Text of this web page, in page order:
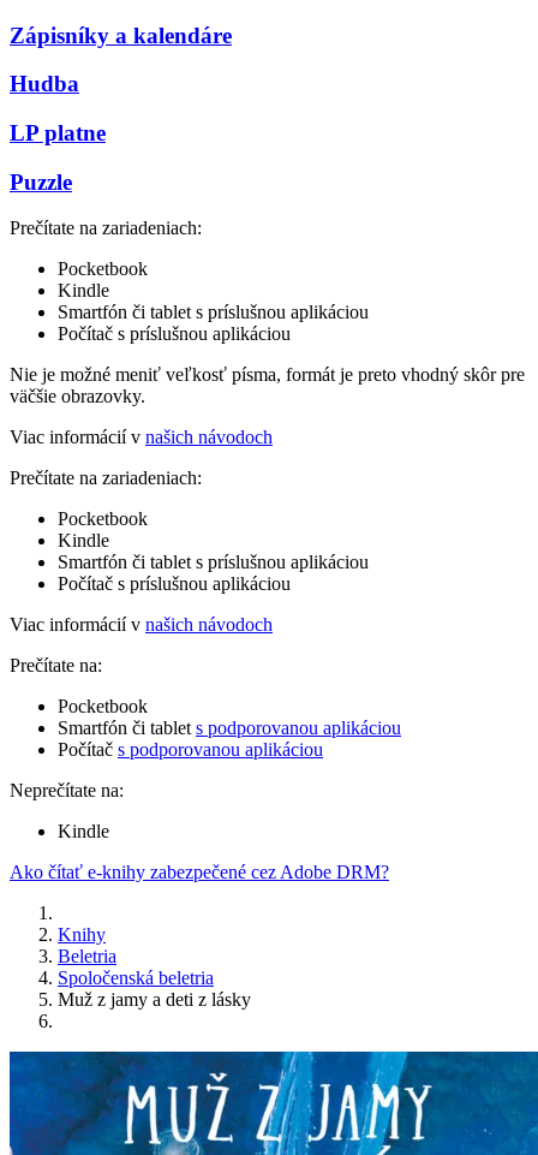
Zápisníky a kalendáre
Hudba
LP platne
Puzzle
Prečítate na zariadeniach:
Pocketbook
Kindle
Smartfón či tablet s príslušnou aplikáciou
Počítač s príslušnou aplikáciou
Nie je možné meniť veľkosť písma, formát je preto vhodný skôr pre
väčšie obrazovky.
Viac informácií v našich návodoch
Prečítate na zariadeniach:
Pocketbook
Kindle
Smartfón či tablet s príslušnou aplikáciou
Počítač s príslušnou aplikáciou
Viac informácií v našich návodoch
Prečítate na:
Pocketbook
Smartfón či tablet s podporovanou aplikáciou
Počítač s podporovanou aplikáciou
Neprečítate na:
Kindle
Ako čítať e-knihy zabezpečené cez Adobe DRM?
Knihy
Beletria
Spoločenská beletria
Muž z jamy a deti z lásky